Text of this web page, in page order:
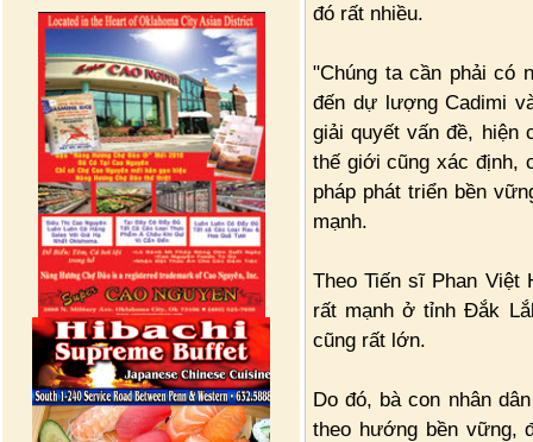
đó rất nhiều.
"Chúng ta cần phải có
đến dự lượng Cadimi
giải quyết vấn đề, hiện
thế giới cũng xác định,
pháp phát triển bền
mạnh.
Theo Tiến sĩ Phan Việt
rất mạnh ở tỉnh Đắk
cũng rất lớn.
Do đó, bà con nhân
theo hướng bền vững,